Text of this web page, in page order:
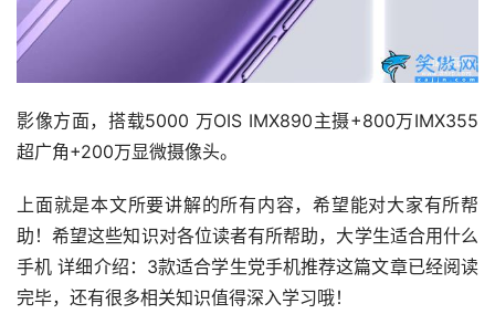
影像方面，搭载5000 万OIS IMX890主摄+800万IMX355
超广角+200万显微摄像头。
上面就是本文所要讲解的所有内容，希望能对大家有所帮
助！希望这些知识对各位读者有所帮助，大学生适合用什么
手机 详细介绍：3款适合学生党手机推荐这篇文章已经阅读
完毕，还有很多相关知识值得深入学习哦！